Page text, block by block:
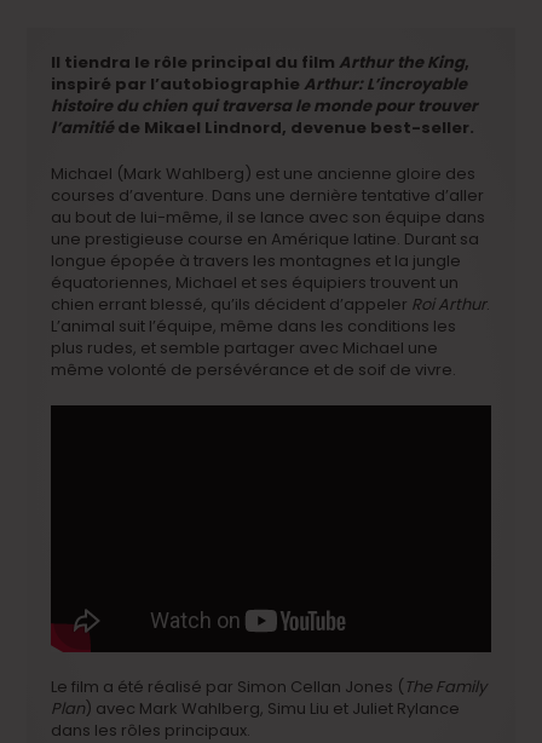
Il tiendra le rôle principal du film Arthur the King,
inspiré par l’autobiographie Arthur: L’incroyable
histoire du chien qui traversa le monde pour trouver
l’amitiéde Mikael Lindnord, devenue best-seller.
Michael (Mark Wahlberg) est une ancienne gloire des
courses d’aventure. Dans une dernière tentative d’aller
au bout de lui-même, il se lance avec son équipe dans
une prestigieuse course en Amérique latine. Durant sa
longue épopée à travers les montagnes et la jungle
équatoriennes, Michael et ses équipiers trouvent un
chien errant blessé, qu’ils décident d’appeler Roi Arthur.
L’animal suit l’équipe, même dans les conditions les
plus rudes, et semble partager avec Michael une
même volonté de persévérance et de soif de vivre.
Le film a été réalisé par Simon Cellan Jones (The Family
Plan) avec Mark Wahlberg, Simu Liu et Juliet Rylance
dans les rôles principaux.